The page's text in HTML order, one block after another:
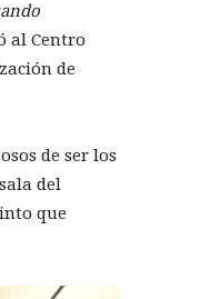
al Centro
de
de ser los
del
que